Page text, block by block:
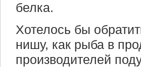
белка.
Хотелось бы
нишу, как рыба в
производителей